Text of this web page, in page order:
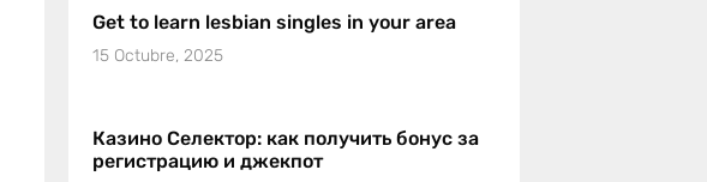
Get to learn lesbian singles in your area
15 Octubre, 2025
Казино Селектор: как получить бонус за
регистрацию и джекпот